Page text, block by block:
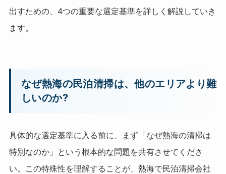
出すための、4つの重要な選定基準を詳しく解説していき
ます。
なぜ熱海の民泊清掃は、他のエリアより難
しいのか?
具体的な選定基準に入る前に、まず「なぜ熱海の清掃は
特別なのか」という根本的な問題を共有させてくださ
い。この特殊性を理解することが、熱海で民泊清掃会社